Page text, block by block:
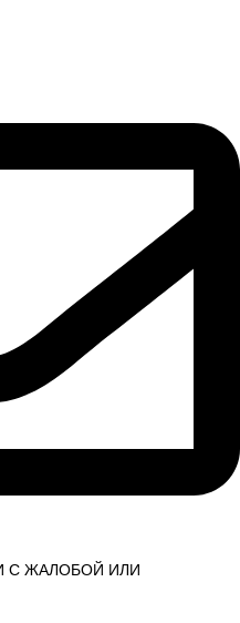
С ЖАЛОБОЙ ИЛИ